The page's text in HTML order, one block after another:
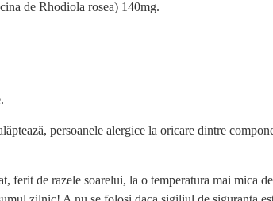
de Rhodiola rosea) 140mg.
persoanele alergice la oricare dintre
de razele soarelui, la o temperatura mai mica